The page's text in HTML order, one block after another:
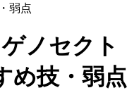
弱点
ノセクト
め技・弱点